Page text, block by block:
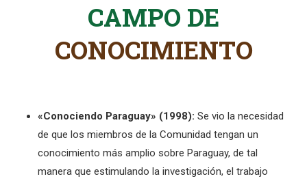
CAMPO DE
CONOCIMIENTO
«Conociendo Paraguay» (1998): Se vio la necesidad
de que los miembros de la Comunidad tengan un
conocimiento más amplio sobre Paraguay, de tal
manera que estimulando la investigación, el trabajo